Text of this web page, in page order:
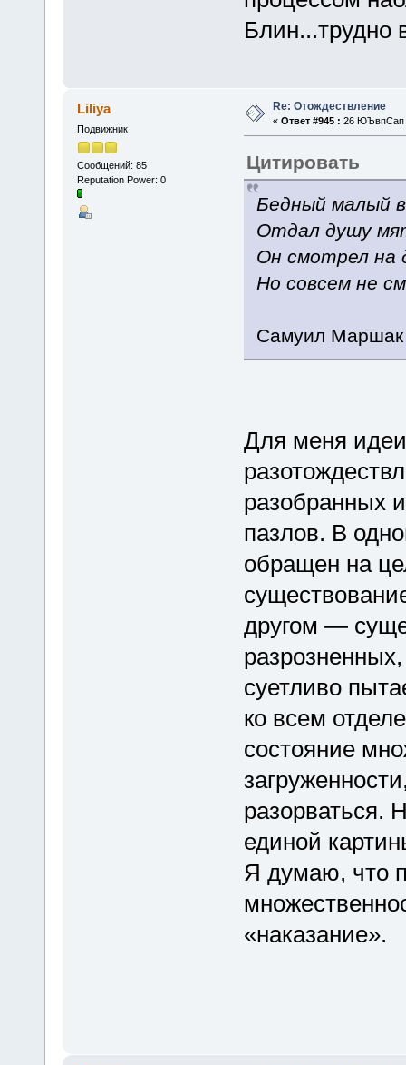
Блин...трудно
Liliya
Подвижник
Сообщений: 85
Reputation Power: 0
Re: Отождествление
« Ответ #945 : 26 ЮЪвпСап
Цитировать
Бедный малый
Отдал душу
Он смотрел на
Но совсем не
Самуил Маршак
Для меня
разобранных
пазлов. В
обращен на
другом —
суетливо
ко всем
состояние
разорваться.
единой
Я думаю, что
«наказание».